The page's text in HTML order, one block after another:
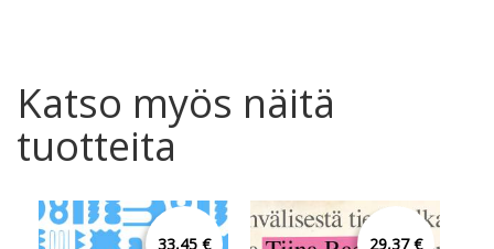
Katso myös näitä
tuotteita
33,45 € 29,37 €